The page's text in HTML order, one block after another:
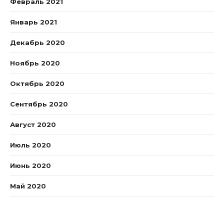
Январь 2021
Декабрь 2020
Ноябрь 2020
Октябрь 2020
Сентябрь 2020
Август 2020
Июль 2020
Июнь 2020
Май 2020